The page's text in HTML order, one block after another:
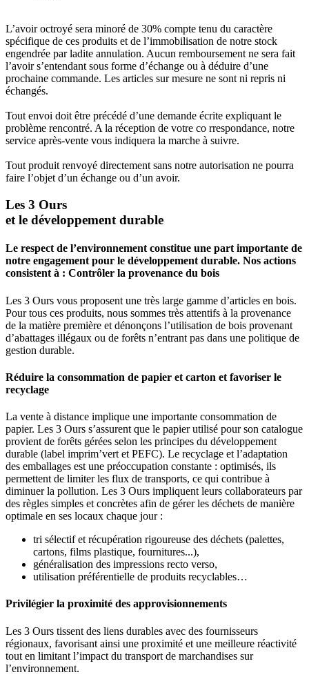
L’avoir octroyé sera minoré de 30% compte tenu du caractère
spécifique de ces produits et de l’immobilisation de notre stock
engendrée par ladite annulation. Aucun remboursement ne sera fait
l’avoir s’entendant sous forme d’échange ou à déduire d’une
prochaine commande. Les articles sur mesure ne sont ni repris ni
échangés.
Tout envoi doit être précédé d’une demande écrite expliquant le
problème rencontré. A la réception de votre co rrespondance, notre
service après-vente vous indiquera la marche à suivre.
Tout produit renvoyé directement sans notre autorisation ne pourra
faire l’objet d’un échange ou d’un avoir.
Les 3 Ours
et le développement durable
Le respect de l’environnement constitue une part importante de
notre engagement pour le développement durable. Nos actions
consistent à : Contrôler la provenance du bois
Les 3 Ours vous proposent une très large gamme d’articles en bois.
Pour tous ces produits, nous sommes très attentifs à la provenance
de la matière première et dénonçons l’utilisation de bois provenant
d’abattages illégaux ou de forêts n’entrant pas dans une politique de
gestion durable.
Réduire la consommation de papier et carton et favoriser le
recyclage
La vente à distance implique une importante consommation de
papier. Les 3 Ours s’assurent que le papier utilisé pour son catalogue
provient de forêts gérées selon les principes du développement
durable (label imprim’vert et PEFC). Le recyclage et l’adaptation
des emballages est une préoccupation constante : optimisés, ils
permettent de limiter les flux de transports, ce qui contribue à
diminuer la pollution. Les 3 Ours impliquent leurs collaborateurs par
des règles simples et concrètes afin de gérer les déchets de manière
optimale en ses locaux chaque jour :
tri sélectif et récupération rigoureuse des déchets (palettes,
cartons, films plastique, fournitures...),
généralisation des impressions recto verso,
utilisation préférentielle de produits recyclables…
Privilégier la proximité des approvisionnements
Les 3 Ours tissent des liens durables avec des fournisseurs
régionaux, favorisant ainsi une proximité et une meilleure réactivité
tout en limitant l’impact du transport de marchandises sur
l’environnement.